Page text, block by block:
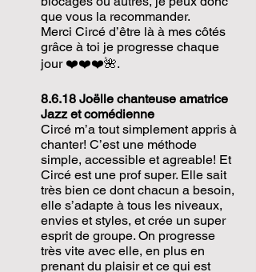
que vous la recommander.
Merci Circé d’être là à mes côtés
grâce à toi je progresse chaque
jour ❤️❤️❤️🌺.
8.6.18 Joëlle chanteuse amatrice
Jazz et comédienne
Circé m’a tout simplement appris à
chanter! C’est une méthode
simple, accessible et agreable! Et
Circé est une prof super. Elle sait
très bien ce dont chacun a besoin,
elle s’adapte à tous les niveaux,
envies et styles, et crée un super
esprit de groupe. On progresse
très vite avec elle, en plus en
prenant du plaisir et ce qui est